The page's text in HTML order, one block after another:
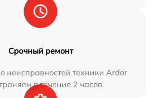
Срочный ремонт
неисправностей техники Ardor
в течение 2 часов.